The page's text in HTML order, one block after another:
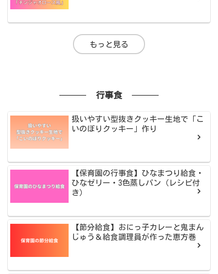
もっと見る
行事食
扱いやすい型抜きクッキー生地で「こ
いのぼりクッキー」作り
【保育園の行事食】ひなまつり給食・
ひなゼリー・3色蒸しパン（レシピ付
き）
【節分給食】おにっ子カレーと鬼まん
じゅう＆給食調理員が作った恵方巻